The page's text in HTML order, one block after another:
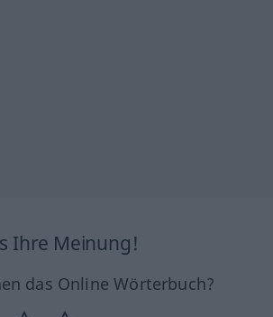
Ihre Meinung!
das Online Wörterbuch?